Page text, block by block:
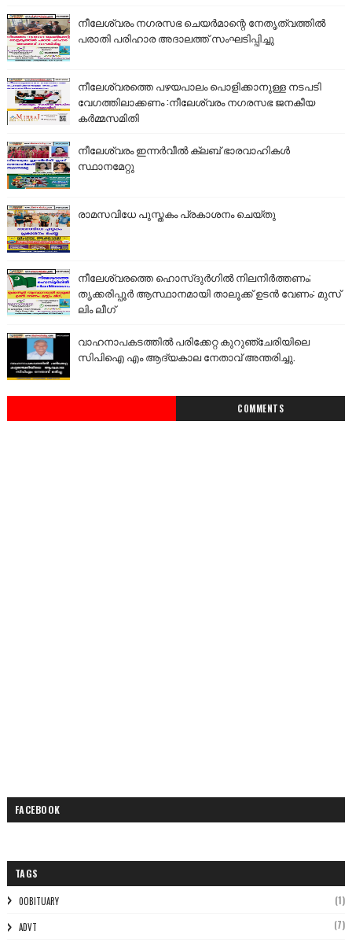
നീലേശ്വരം നഗരസഭ ചെയർമാന്റെ നേതൃത്വത്തിൽ
പരാതി പരിഹാര അദാലത്ത് സംഘടിപ്പിച്ചു
നീലേശ്വരത്തെ പഴയപാലം പൊളിക്കാനുള്ള നടപടി
വേഗത്തിലാക്കണം :നീലേശ്വരം നഗരസഭ ജനകീയ
കർമ്മസമിതി
നീലേശ്വരം ഇന്നർവീൽ ക്ലബ് ഭാരവാഹികൾ
സ്ഥാനമേറ്റു
രാമസവിധേ പുസ്തകം പ്രകാശനം ചെയ്തു
നീലേശ്വരത്തെ ഹൊസ്ദുർഗിൽ നിലനിർത്തണം;
തൃക്കരിപ്പൂർ ആസ്ഥാനമായി താലൂക്ക് ഉടൻ വേണം: മുസ്
ലിം ലീഗ്
വാഹനാപകടത്തിൽ പരിക്കേറ്റ കുറുഞ്ചേരിയിലെ
സിപിഐ എം ആദ്യകാല നേതാവ് അന്തരിച്ചു.
COMMENTS
FACEBOOK
TAGS
0OBITUARY (1)
ADVT (7)